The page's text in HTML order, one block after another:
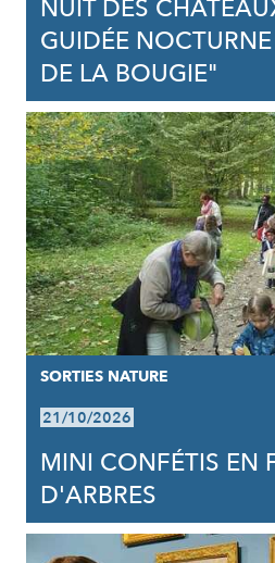
NUIT DES
GUIDÉE
DE LA BOUGIE"
SORTIES NATURE
21/10/2026
MINI CONFÉTIS EN
D'ARBRES